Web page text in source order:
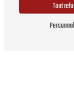
En cochant cette
Tout